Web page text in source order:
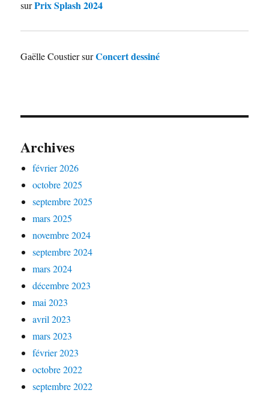
surPrix Splash 2024
Gaëlle CoustiersurConcert dessiné
Archives
février 2026
octobre 2025
septembre 2025
mars 2025
novembre 2024
septembre 2024
mars 2024
décembre 2023
mai 2023
avril 2023
mars 2023
février 2023
octobre 2022
septembre 2022